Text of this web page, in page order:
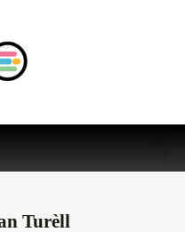
Turèll